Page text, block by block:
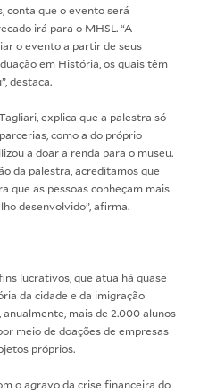
conta que o evento será
irá para o MHSL. “A
o evento a partir de seus
em História, os quais têm
destaca.
explica que a palestra só
como a do próprio
a doar a renda para o museu.
da palestra, acreditamos que
que as pessoas conheçam mais
desenvolvido”, afirma.
lucrativos, que atua há quase
da cidade e da imigração
mais de 2.000 alunos
meio de doações de empresas
próprios.
o agravo da crise financeira do